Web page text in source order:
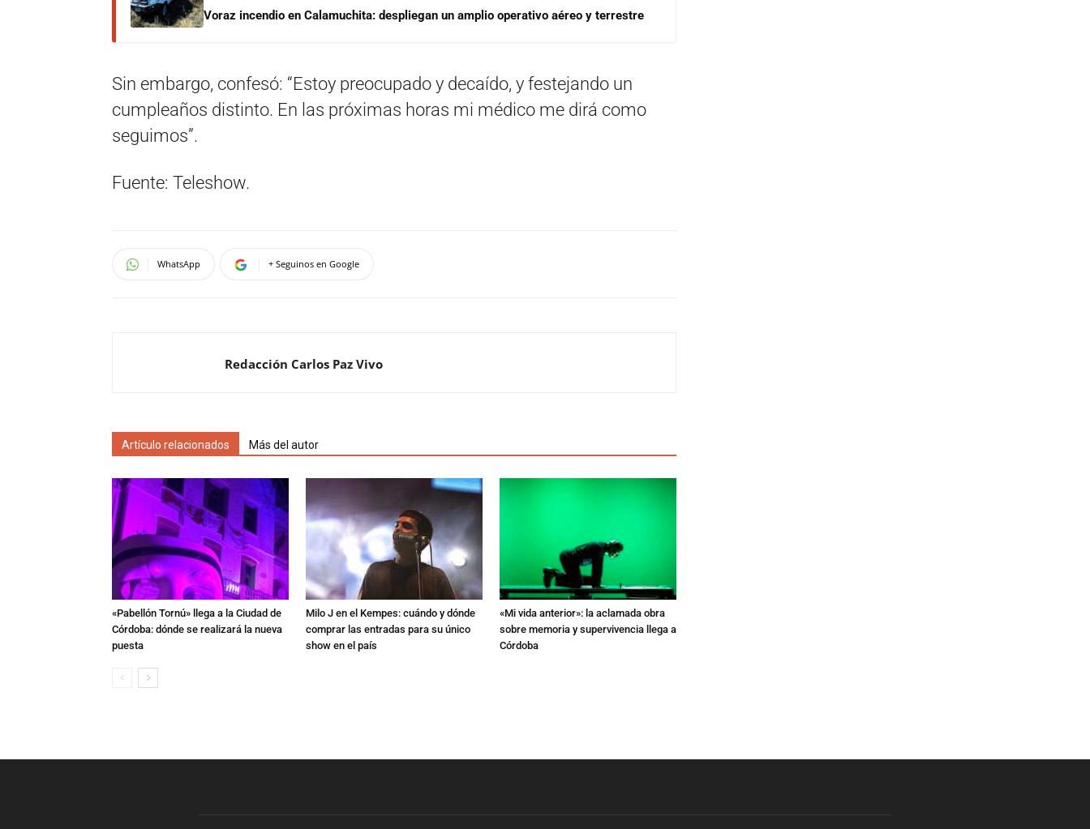
Voraz incendio en Calamuchita: despliegan un amplio operativo aéreo y terrestre
Sin embargo, confesó: “Estoy preocupado y decaído, y festejando un
cumpleaños distinto. En las próximas horas mi médico me dirá como
seguimos”.
Fuente: Teleshow.
WhatsApp + Seguinos en Google
Redacción Carlos Paz Vivo
Artículo relacionados Más del autor
«Pabellón Tornú» llega a la Ciudad de
Córdoba: dónde se realizará la nueva
puesta
Milo J en el Kempes: cuándo y dónde
comprar las entradas para su único
show en el país
«Mi vida anterior»: la aclamada obra
sobre memoria y supervivencia llega a
Córdoba